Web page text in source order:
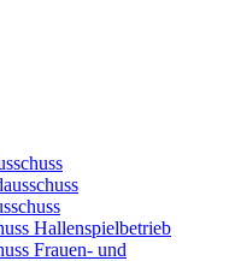
Hallenspielbetrieb
Frauen- und